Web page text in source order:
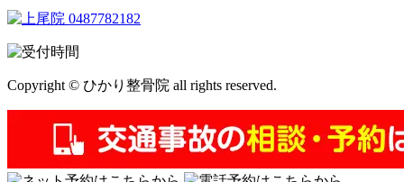
Copyright © ひかり整骨院 all rights reserved.